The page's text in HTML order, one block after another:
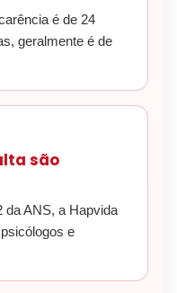
é de 24
geralmente é de
são
da ANS, a Hapvida
e